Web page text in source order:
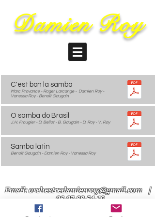
Damien Roy
C'est bon la samba
Marc Provance - Roger Larcange - Damien Roy -
Vanessa Roy - Benoît Gaugain
O samba do Brasil
J.H. Frougier - D. Bellot - B. Gaugain - D. Roy - V. Roy
Samba latin
Benoît Gaugain - Damien Roy - Vanessa Roy
Email:orchestredamienroy@gmail.com|
06-07-88-54-19